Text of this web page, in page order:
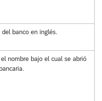
del banco en inglés.
nombre bajo el cual se abrió